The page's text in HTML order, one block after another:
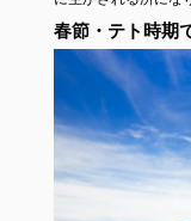
春節・テト時期